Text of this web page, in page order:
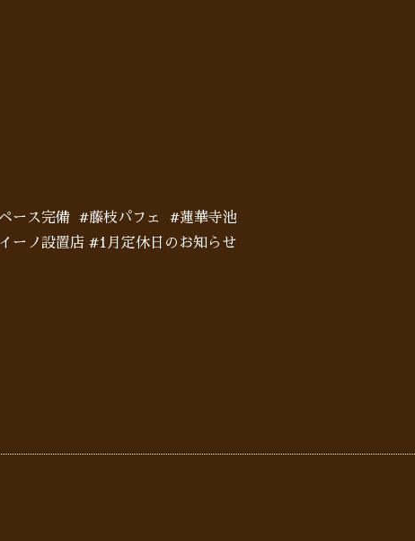
ース完備 #藤枝パフェ #蓮華寺池
ーノ設置店 #1月定休日のお知らせ